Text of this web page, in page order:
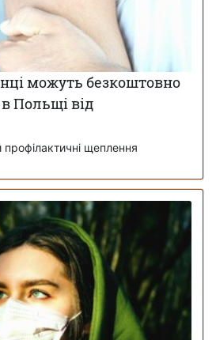
можуть безкоштовно
Польщі від
щеплення